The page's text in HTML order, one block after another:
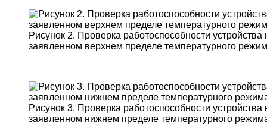
Рисунок 2. Проверка работоспособности устройства
заявленном верхнем пределе температурного
Рисунок 3. Проверка работоспособности устройства
заявленном нижнем пределе температурного